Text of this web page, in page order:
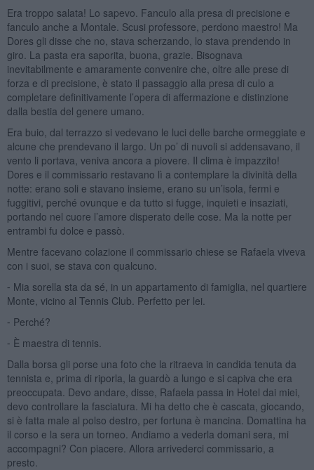
Era troppo salata! Lo sapevo. Fanculo alla presa di precisione e
fanculo anche a Montale. Scusi professore, perdono maestro! Ma
Dores gli disse che no, stava scherzando, lo stava prendendo in
giro. La pasta era saporita, buona, grazie. Bisognava
inevitabilmente e amaramente convenire che, oltre alle prese di
forza e di precisione, è stato il passaggio alla presa di culo a
completare definitivamente l’opera di affermazione e distinzione
dalla bestia del genere umano.
Era buio, dal terrazzo si vedevano le luci delle barche ormeggiate e
alcune che prendevano il largo. Un po’ di nuvoli si addensavano, il
vento li portava, veniva ancora a piovere. Il clima è impazzito!
Dores e il commissario restavano lì a contemplare la divinità della
notte: erano soli e stavano insieme, erano su un’isola, fermi e
fuggitivi, perché ovunque e da tutto si fugge, inquieti e insaziati,
portando nel cuore l’amore disperato delle cose. Ma la notte per
entrambi fu dolce e passò.
Mentre facevano colazione il commissario chiese se Rafaela viveva
con i suoi, se stava con qualcuno.
⁃ Mia sorella sta da sé, in un appartamento di famiglia, nel quartiere
Monte, vicino al Tennis Club. Perfetto per lei.
⁃ Perché?
⁃ È maestra di tennis.
Dalla borsa gli porse una foto che la ritraeva in candida tenuta da
tennista e, prima di riporla, la guardò a lungo e si capiva che era
preoccupata. Devo andare, disse, Rafaela passa in Hotel dai miei,
devo controllare la fasciatura. Mi ha detto che è cascata, giocando,
si è fatta male al polso destro, per fortuna è mancina. Domattina ha
il corso e la sera un torneo. Andiamo a vederla domani sera, mi
accompagni? Con piacere. Allora arrivederci commissario, a
presto.